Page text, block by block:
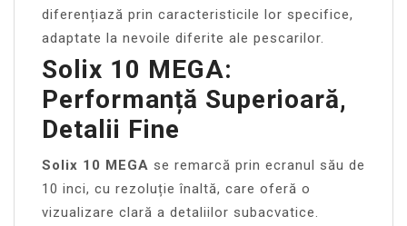
diferențiază prin caracteristicile lor specifice,
adaptate la nevoile diferite ale pescarilor.
Solix 10 MEGA:
Performanță Superioară,
Detalii Fine
Solix 10 MEGA se remarcă prin ecranul său de
10 inci, cu rezoluție înaltă, care oferă o
vizualizare clară a detaliilor subacvatice.